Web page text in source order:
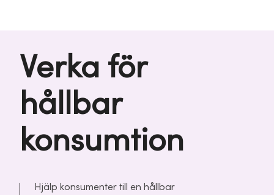
Verka för
hållbar
konsumtion
Hjälp konsumenter till en hållbar